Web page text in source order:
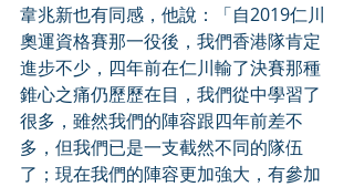
韋兆新也有同感，他說：「自2019仁川
奧運資格賽那一役後，我們香港隊肯定
進步不少，四年前在仁川輸了決賽那種
錐心之痛仍歷歷在目，我們從中學習了
很多，雖然我們的陣容跟四年前差不
多，但我們已是一支截然不同的隊伍
了；現在我們的陣容更加強大，有參加